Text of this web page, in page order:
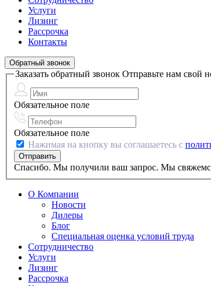
Услуги
Лизинг
Рассрочка
Контакты
Обратный звонок
Заказать обратный звонок Отправьте нам свой
Обязательное поле
Обязательное поле
Нажимая на кнопку вы соглашаетесь с
Спасибо. Мы получили ваш запрос. Мы
О Компании
Новости
Дилеры
Блог
Специальная оценка условий труда
Сотрудничество
Услуги
Лизинг
Рассрочка